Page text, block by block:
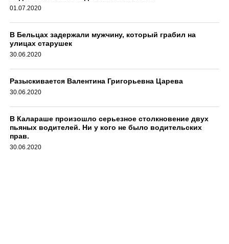
01.07.2020
В Бельцах задержали мужчину, который грабил на
улицах старушек
30.06.2020
Разыскивается Валентина Григорьевна Царева
30.06.2020
В Калараше произошло серьезное столкновение двух
пьяных водителей. Ни у кого не было водительских
прав.
30.06.2020